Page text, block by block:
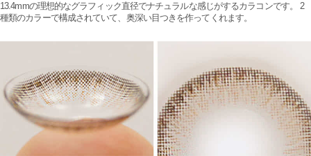
13.4mmの理想的なグラフィック直径でナチュラルな感じがするカラコンです。 2
種類のカラーで構成されていて、奥深い目つきを作ってくれます。